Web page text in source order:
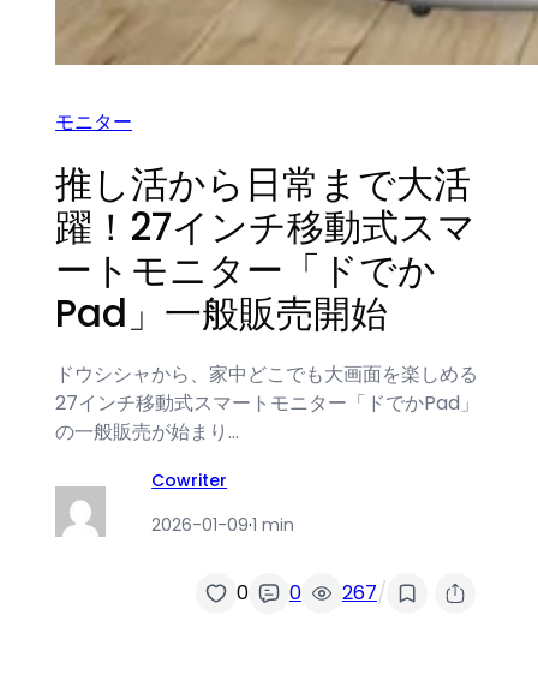
モニター
推し活から日常まで大活
躍！27インチ移動式スマ
ートモニター「ドでか
Pad」一般販売開始
ドウシシャから、家中どこでも大画面を楽しめる
27インチ移動式スマートモニター「ドでかPad」
の一般販売が始まり…
Cowriter
2026-01-09·1 min
0 0 267/